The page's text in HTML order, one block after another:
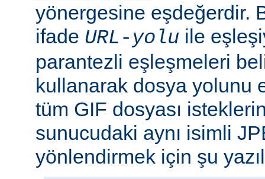
yönergesine eşdeğerdir.
ifade URL-yolu ile
parantezli eşleşmeleri
kullanarak dosya yolunu
tüm GIF dosyası
sunucudaki aynı isimli
yönlendirmek için şu